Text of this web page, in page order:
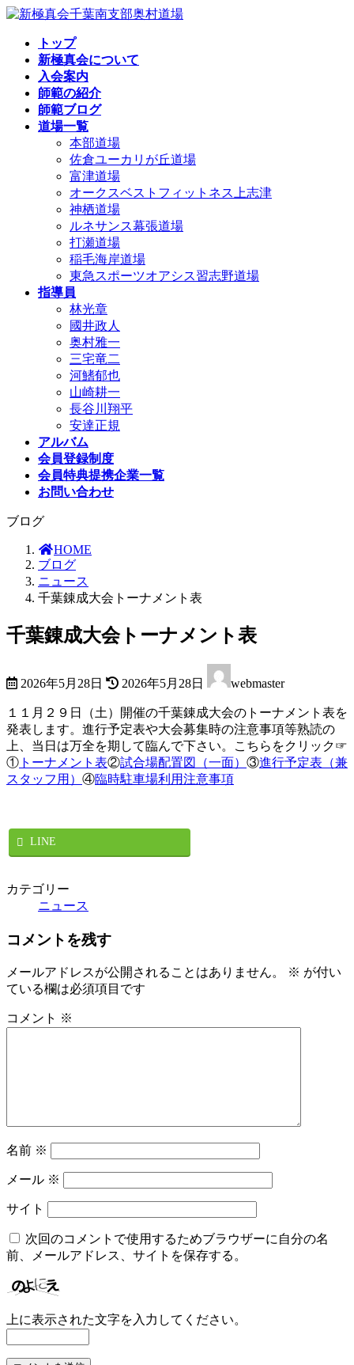
コ
ナ
トップ
新極真会について
入会案内
師範の紹介
師範ブログ
道場一覧
本部道場
佐倉ユーカリが丘道場
富津道場
オークスベストフィットネス上志津
神栖道場
ルネサンス幕張道場
打瀬道場
稲毛海岸道場
東急スポーツオアシス習志野道場
指導員
林光章
國井政人
奥村雅一
三宅竜二
河鰭郁也
山崎耕一
長谷川翔平
安達正規
アルバム
会員登録制度
会員特典提携企業一覧
お問い合わせ
ブログ
HOME
ブログ
ニュース
千葉錬成大会トーナメント表
千葉錬成大会トーナメント表
2026年5月28日
終
更
新
日
時
:
2026年5月28日 webmaster
１１月２９日（土）開催の千葉錬成大会のトーナメント表を
発表します。進行予定表や大会募集時の注意事項等熟読の
上、当日は万全を期して臨んで下さい。こちらをクリック☞
① トーナメント表②試合場配置図（一面） ③進行予定表（兼
スタッフ用） ④臨時駐車場利用注意事項
LINE
カテゴリー
ニュース
コメントを残す
メールアドレスが公開されることはありません。 ※ が付い
ている欄は必須項目です
コメント ※
名前 ※
メール ※
サイト
次回のコメントで使用するためブラウザーに自分の名
前、メールアドレス、サイトを保存する。
上に表示された文字を入力してください。